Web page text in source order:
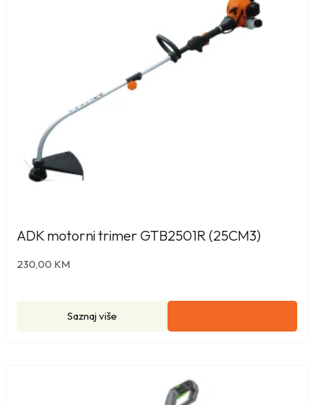
ADK motorni trimer GTB2501R (25CM3)
230,00 KM
Saznaj više